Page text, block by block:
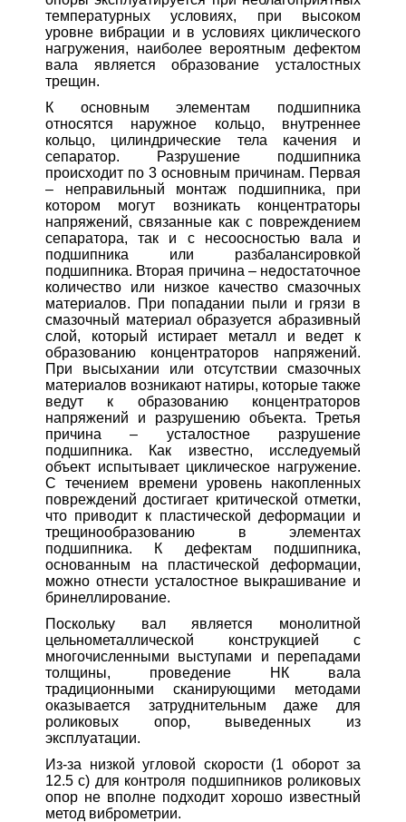
температурных условиях, при высоком
уровне вибрации и в условиях циклического
нагружения, наиболее вероятным дефектом
вала является образование усталостных
трещин.
К основным элементам подшипника
относятся наружное кольцо, внутреннее
кольцо, цилиндрические тела качения и
сепаратор. Разрушение подшипника
происходит по 3 основным причинам. Первая
– неправильный монтаж подшипника, при
котором могут возникать концентраторы
напряжений, связанные как с повреждением
сепаратора, так и с несоосностью вала и
подшипника или разбалансировкой
подшипника. Вторая причина – недостаточное
количество или низкое качество смазочных
материалов. При попадании пыли и грязи в
смазочный материал образуется абразивный
слой, который истирает металл и ведет к
образованию концентраторов напряжений.
При высыхании или отсутствии смазочных
материалов возникают натиры, которые также
ведут к образованию концентраторов
напряжений и разрушению объекта. Третья
причина – усталостное разрушение
подшипника. Как известно, исследуемый
объект испытывает циклическое нагружение.
С течением времени уровень накопленных
повреждений достигает критической отметки,
что приводит к пластической деформации и
трещинообразованию в элементах
подшипника. К дефектам подшипника,
основанным на пластической деформации,
можно отнести усталостное выкрашивание и
бринеллирование.
Поскольку вал является монолитной
цельнометаллической конструкцией с
многочисленными выступами и перепадами
толщины, проведение НК вала
традиционными сканирующими методами
оказывается затруднительным даже для
роликовых опор, выведенных из
эксплуатации.
Из-за низкой угловой скорости (1 оборот за
12.5 с) для контроля подшипников роликовых
опор не вполне подходит хорошо известный
метод виброметрии.